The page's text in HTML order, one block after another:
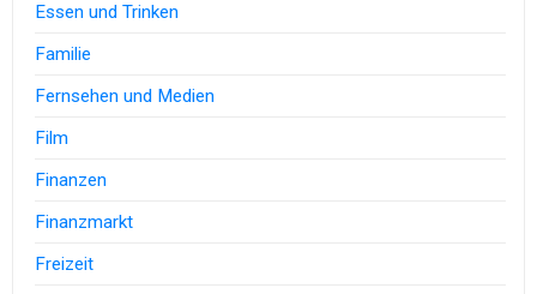
Essen und Trinken
Familie
Fernsehen und Medien
Film
Finanzen
Finanzmarkt
Freizeit